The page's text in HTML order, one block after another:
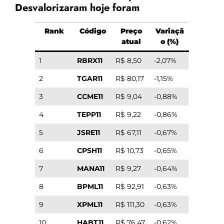
Desvalorizaram hoje foram
Rank Código
Preço
atual
Variaçã
o (%)
1 RBRX11 R$ 8,50
-2,07%
2
TGAR11 R$ 80,17
-1,15%
3
CCME11 R$ 9,04
-0,88%
4
TEPP11 R$ 9,22
-0,86%
5
JSRE11 R$ 67,11
-0,67%
6
CPSH11 R$ 10,73
-0,65%
7
MANA11 R$ 9,27
-0,64%
8
BPML11 R$ 92,91
-0,63%
9
XPML11 R$ 111,30
-0,63%